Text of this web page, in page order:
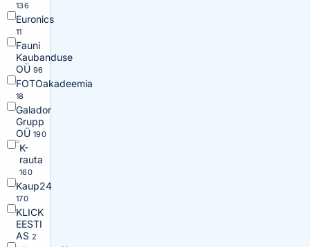
136
Euronics
11
Fauni
Kaubanduse
OÜ 96
FOTOakadeemia
18
Galador
Grupp
OÜ 190
K-
rauta
160
Kaup24
170
KLICK
EESTI
AS 2